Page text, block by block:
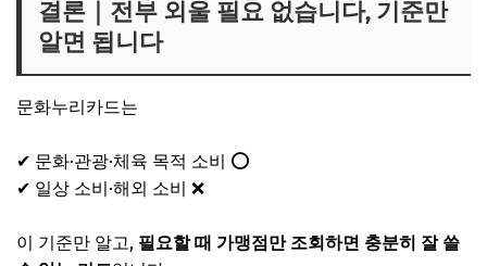
결론｜전부 외울 필요 없습니다, 기준만
알면 됩니다
문화누리카드는
✔ 문화·관광·체육 목적 소비 ⭕
✔ 일상 소비·해외 소비 ❌
이 기준만 알고, 필요할 때 가맹점만 조회하면 충분히 잘 쓸